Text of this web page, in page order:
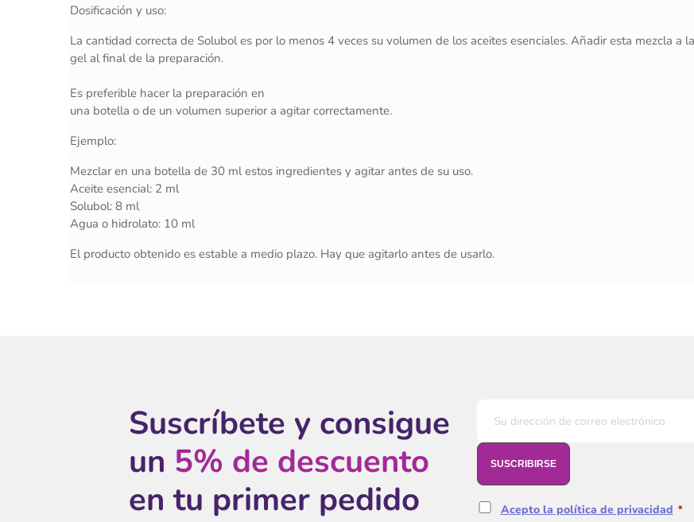
Dosificación y uso:
La cantidad correcta de Solubol es por lo menos 4 veces su volumen de los aceites esenciales. Añadir esta mezcla a
gel al final de la preparación.
Es preferible hacer la preparación en
una botella o de un volumen superior a agitar correctamente.
Ejemplo:
Mezclar en una botella de 30 ml estos ingredientes y agitar antes de su uso.
Aceite esencial: 2 ml
Solubol: 8 ml
Agua o hidrolato: 10 ml
El producto obtenido es estable a medio plazo. Hay que agitarlo antes de usarlo.
Suscríbete y consigue
un 5% de descuento
en tu primer pedido
Acepto la política de privacidad *